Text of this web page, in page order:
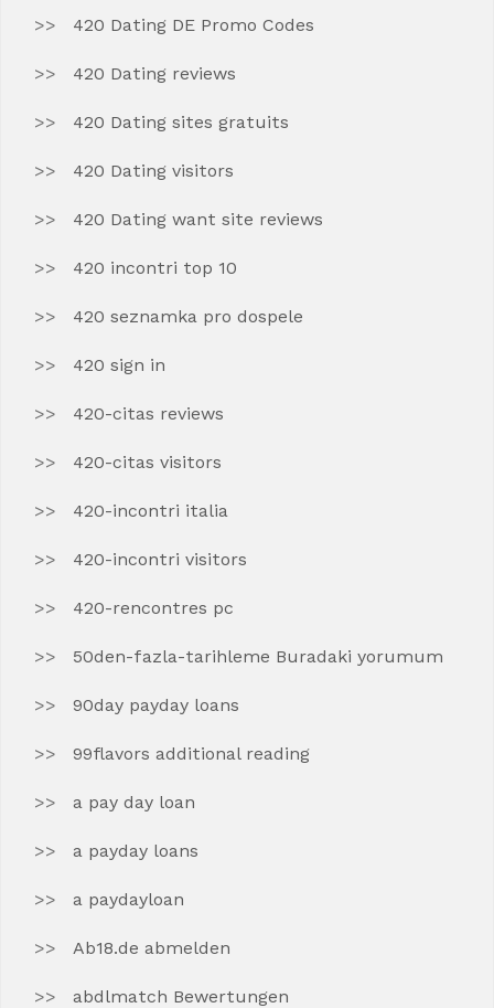
420 Dating DE Promo Codes
420 Dating reviews
420 Dating sites gratuits
420 Dating visitors
420 Dating want site reviews
420 incontri top 10
420 seznamka pro dospele
420 sign in
420-citas reviews
420-citas visitors
420-incontri italia
420-incontri visitors
420-rencontres pc
50den-fazla-tarihleme Buradaki yorumum
90day payday loans
99flavors additional reading
a pay day loan
a payday loans
a paydayloan
Ab18.de abmelden
abdlmatch Bewertungen